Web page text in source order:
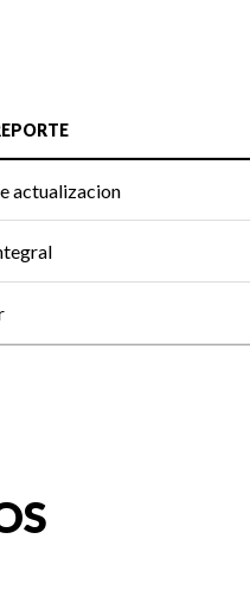
actualizacion